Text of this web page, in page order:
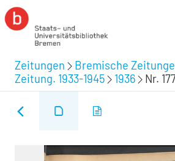
Zeitungen Bremische
Zeitung. 1933-1945
1936 Nr.